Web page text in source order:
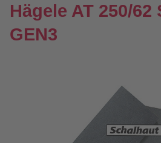
Hägele AT 250/62
GEN3
Bildergalerie überspringen